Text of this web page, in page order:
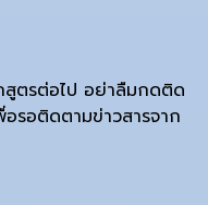
ตรต่อไป อย่าลืมกดติด
อรอติดตามข่าวสารจาก